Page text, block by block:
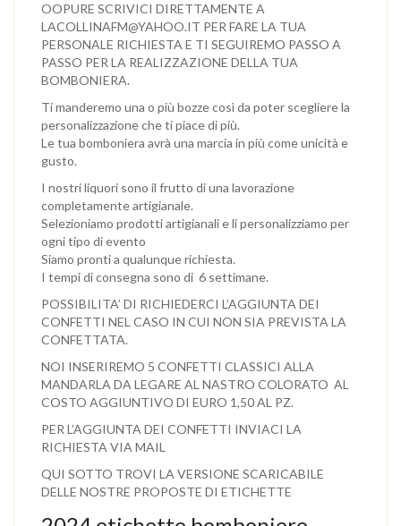
OOPURE SCRIVICI DIRETTAMENTE A
LACOLLINAFM@YAHOO.IT PER FARE LA TUA
PERSONALE RICHIESTA E TI SEGUIREMO PASSO A
PASSO PER LA REALIZZAZIONE DELLA TUA
BOMBONIERA.
Ti manderemo una o più bozze così da poter scegliere la
personalizzazione che ti piace di più.
Le tua bomboniera avrà una marcia in più come unicità e
gusto.
I nostri liquori sono il frutto di una lavorazione
completamente artigianale.
Selezioniamo prodotti artigianali e li personalizziamo per
ogni tipo di evento
Siamo pronti a qualunque richiesta.
I tempi di consegna sono di 6 settimane.
POSSIBILITA’ DI RICHIEDERCI L’AGGIUNTA DEI
CONFETTI NEL CASO IN CUI NON SIA PREVISTA LA
CONFETTATA.
NOI INSERIREMO 5 CONFETTI CLASSICI ALLA
MANDARLA DA LEGARE AL NASTRO COLORATO AL
COSTO AGGIUNTIVO DI EURO 1,50 AL PZ.
PER L’AGGIUNTA DEI CONFETTI INVIACI LA
RICHIESTA VIA MAIL
QUI SOTTO TROVI LA VERSIONE SCARICABILE
DELLE NOSTRE PROPOSTE DI ETICHETTE